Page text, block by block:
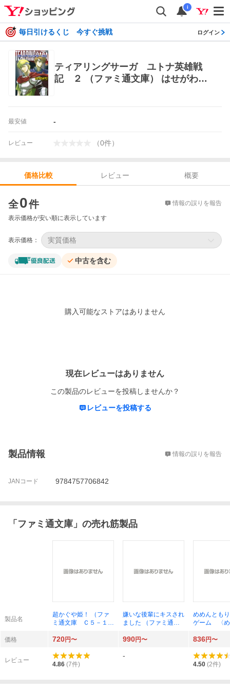
i
毎日引けるくじ 今すぐ挑戦 ログイン
ティアリングサーガ ユトナ英雄戦
記 ２ （ファミ通文庫） はせがわみ
最安値 -
レビュー （0件）
価格比較 レビュー
概要
全0件 情報の誤りを報告
表示価格が安い順に表示しています
表示価格： 実質価格
中古を含む
購入可能なストアはありません
現在レビューはありません
この製品のレビューを投稿しませんか？
レビューを投稿する
製品情報 情報の誤りを報告
JANコード 9784757706842
「 ファミ通文庫 」の売れ筋製品
製品名
超かぐや姫！ （ファ
ミ通文庫 Ｃ５－１－
ト／原作 スタジオコ
ると／著
嫌いな後輩にキスされ
ました （ファミ通文
灰庭たま／著
めめんとも
ゲーム 〈め
された！犯
通文庫 Ｍ２
１） 田口仙
価格 720円〜 990円〜 836円〜
レビュー
4.86 (7件)
-
4.50 (2件)